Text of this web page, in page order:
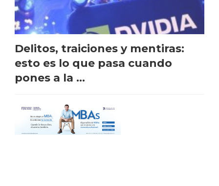
Delitos, traiciones y mentiras:
esto es lo que pasa cuando
pones a la ...